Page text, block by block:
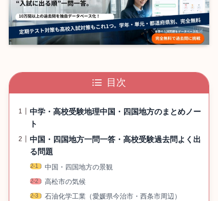
目次
中学・高校受験地理中国・四国地方のまとめノー
ト
中国・四国地方一問一答・高校受験過去問よく出
る問題
中国・四国地方の景観
高松市の気候
石油化学工業（愛媛県今治市・西条市周辺）